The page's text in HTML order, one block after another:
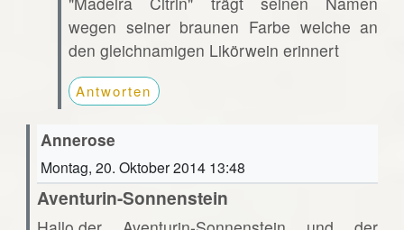
wegen seiner braunen Farbe welche an
den gleichnamigen Likörwein erinnert
Antworten
Annerose
Montag, 20. Oktober 2014 13:48
Aventurin-Sonnenstein